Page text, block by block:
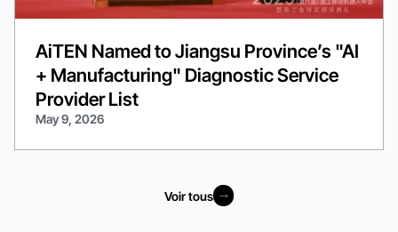
AiTEN Named to Jiangsu Province’s "AI
+ Manufacturing" Diagnostic Service
Provider List
May 9, 2026
Voir tous